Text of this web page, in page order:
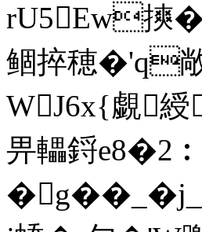
rU5Ew摤
鲴捽穂�'q
WJ6x{覷綬
畀轠鋝